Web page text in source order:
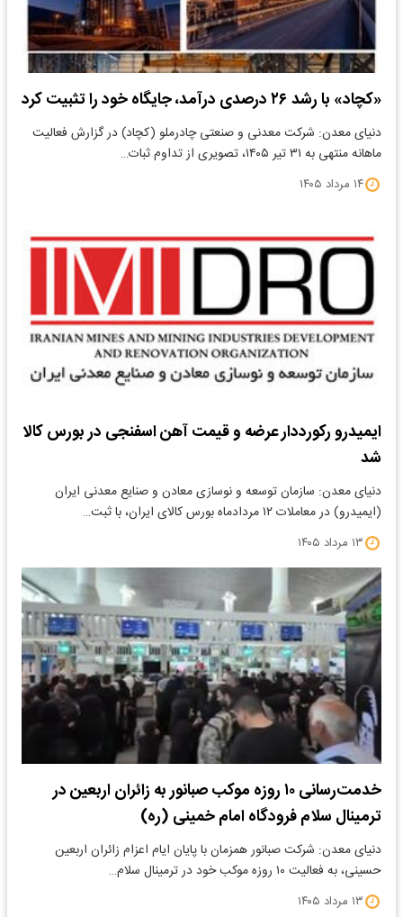
«کچاد» با رشد ۲۶ درصدی درآمد، جایگاه خود را تثبیت کرد
دنیای معدن: شرکت معدنی و صنعتی چادرملو (کچاد) در گزارش فعالیت
ماهانه منتهی به ۳۱ تیر ۱۴۰۵، تصویری از تداوم ثبات…
۱۴ مرداد ۱۴۰۵
ایمیدرو رکورددار عرضه و قیمت آهن اسفنجی در بورس کالا
شد
دنیای معدن: سازمان توسعه و نوسازی معادن و صنایع معدنی ایران
(ایمیدرو) در معاملات ۱۲ مردادماه بورس کالای ایران، با ثبت…
۱۳ مرداد ۱۴۰۵
خدمت‌رسانی ۱۰ روزه موکب صبانور به زائران اربعین در
ترمینال سلام فرودگاه امام خمینی (ره)
دنیای معدن: شرکت صبانور همزمان با پایان ایام اعزام زائران اربعین
حسینی، به فعالیت ۱۰ روزه موکب خود در ترمینال سلام…
۱۳ مرداد ۱۴۰۵